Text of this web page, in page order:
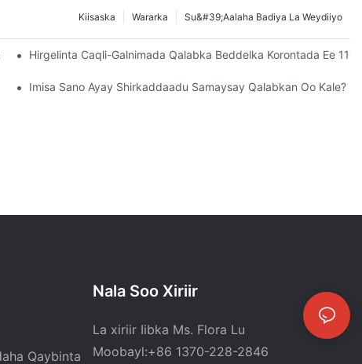
Su&#39;aalaha Badiya La Weydiiyo
Wararka
Kiisaska
Oo Toos Ah Oo Toos Ah Ayaa Si Guul Leh Loo Soo Raray
Hirgelinta Caqli-Galnimada Qalabka Beddelka Korontada Ee
Imisa Sano Ayay Shirkaddaadu Samaysay Qalabkan Oo Kale?
Qaybinta
Nala Soo Xiriir
La xiriir Iibka Ms. Flora Lu
Moobayl:+86 1370-228-2846